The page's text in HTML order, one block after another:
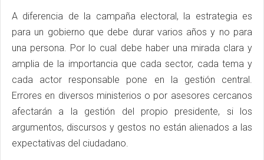
A diferencia de la campaña electoral, la estrategia es
para un gobierno que debe durar varios años y no para
una persona. Por lo cual debe haber una mirada clara y
amplia de la importancia que cada sector, cada tema y
cada actor responsable pone en la gestión central.
Errores en diversos ministerios o por asesores cercanos
afectarán a la gestión del propio presidente, si los
argumentos, discursos y gestos no están alienados a las
expectativas del ciudadano.